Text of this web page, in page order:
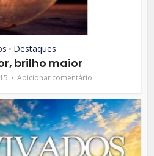
• Destaques
brilho maior
Adicionar comentário